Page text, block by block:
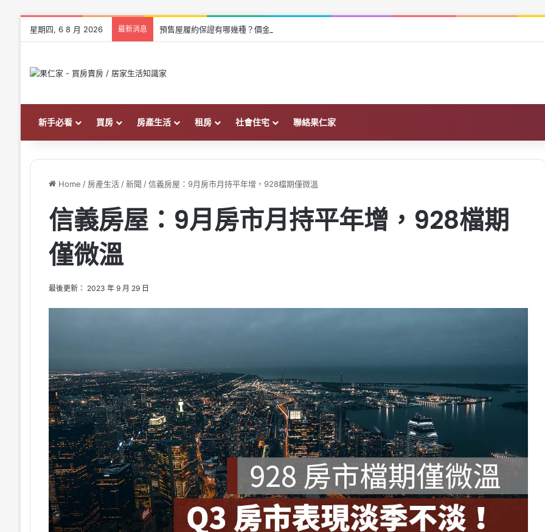
星期四, 6 8 月 2026 最新消息 預售屋履約保證有哪幾種？價金信託、開發信託與同業擔保優缺點比較
新手必看 買房 房產生活 租房 社會住宅 聯絡果仁家
Home / 房產生活 / 新聞 / 信義房屋：9月房市月持平年增，928檔期僅微溫
信義房屋：9月房市月持平年增，928檔期
僅微溫
最後更新： 2023 年 9 月 29 日